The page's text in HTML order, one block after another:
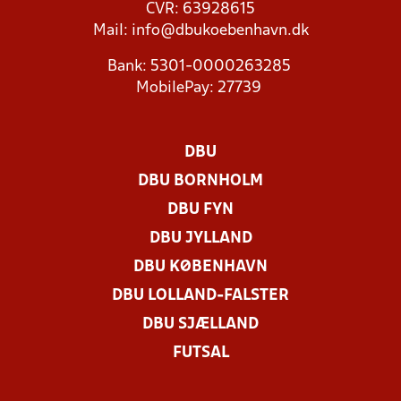
CVR: 63928615
Mail: info@dbukoebenhavn.dk
Bank: 5301-0000263285
MobilePay: 27739
DBU
DBU BORNHOLM
DBU FYN
DBU JYLLAND
DBU KØBENHAVN
DBU LOLLAND-FALSTER
DBU SJÆLLAND
FUTSAL